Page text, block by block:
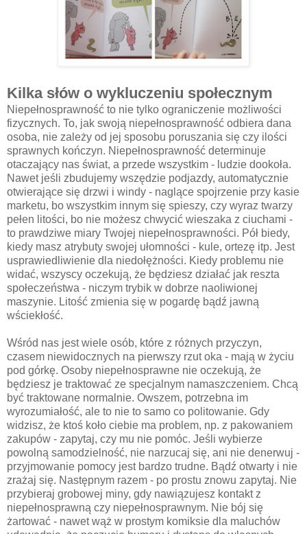
Kilka słów o wykluczeniu społecznym
Niepełnosprawność to nie tylko ograniczenie możliwości
fizycznych. To, jak swoją niepełnosprawność odbiera dana
osoba, nie zależy od jej sposobu poruszania się czy ilości
sprawnych kończyn. Niepełnosprawność determinuje
otaczający nas świat, a przede wszystkim - ludzie dookoła.
Nawet jeśli zbudujemy wszędzie podjazdy, automatycznie
otwierające się drzwi i windy - naglące spojrzenie przy kasie
marketu, bo wszystkim innym się spieszy, czy wyraz twarzy
pełen litości, bo nie możesz chwycić wieszaka z ciuchami -
to prawdziwe miary Twojej niepełnosprawności. Pół biedy,
kiedy masz atrybuty swojej ułomności - kule, ortezę itp. Jest
usprawiedliwienie dla niedołężności. Kiedy problemu nie
widać, wszyscy oczekują, że będziesz działać jak reszta
społeczeństwa - niczym trybik w dobrze naoliwionej
maszynie. Litość zmienia się w pogardę bądź jawną
wściekłość.
Wśród nas jest wiele osób, które z różnych przyczyn,
czasem niewidocznych na pierwszy rzut oka - mają w życiu
pod górkę. Osoby niepełnosprawne nie oczekują, że
będziesz je traktować ze specjalnym namaszczeniem. Chcą
być traktowane normalnie. Owszem, potrzebna im
wyrozumiałość, ale to nie to samo co politowanie. Gdy
widzisz, że ktoś koło ciebie ma problem, np. z pakowaniem
zakupów - zapytaj, czy mu nie pomóc. Jeśli wybierze
powolną samodzielność, nie narzucaj się, ani nie denerwuj -
przyjmowanie pomocy jest bardzo trudne. Bądź otwarty i nie
zrażaj się. Następnym razem - po prostu znowu zapytaj. Nie
przybieraj grobowej miny, gdy nawiązujesz kontakt z
niepełnosprawną czy niepełnosprawnym. Nie bój się
żartować - nawet wąż w prostym komiksie dla maluchów